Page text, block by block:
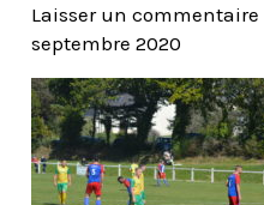
Laisser un commentaire
septembre 2020